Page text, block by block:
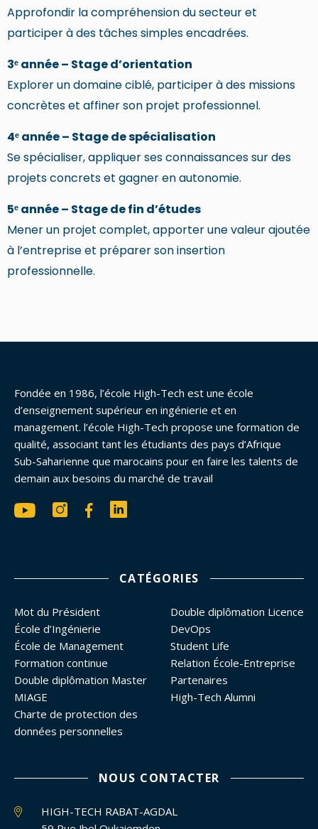
Approfondir la compréhension du secteur et
participer à des tâches simples encadrées.
3ᵉ année – Stage d’orientation
Explorer un domaine ciblé, participer à des missions
concrètes et affiner son projet professionnel.
4ᵉ année – Stage de spécialisation
Se spécialiser, appliquer ses connaissances sur des
projets concrets et gagner en autonomie.
5ᵉ année – Stage de fin d’études
Mener un projet complet, apporter une valeur ajoutée
à l’entreprise et préparer son insertion
professionnelle.
Fondée en 1986, l’école High-Tech est une école
d’enseignement supérieur en ingénierie et en
management. l’école High-Tech propose une formation de
qualité, associant tant les étudiants des pays d’Afrique
Sub-Saharienne que marocains pour en faire les talents de
demain aux besoins du marché de travail
CATÉGORIES
Mot du Président
École d’Ingénierie
École de Management
Formation continue
Double diplômation Master
MIAGE
Charte de protection des
données personnelles
Double diplômation Licence
DevOps
Student Life
Relation École-Entreprise
Partenaires
High-Tech Alumni
NOUS CONTACTER
HIGH-TECH RABAT-AGDAL